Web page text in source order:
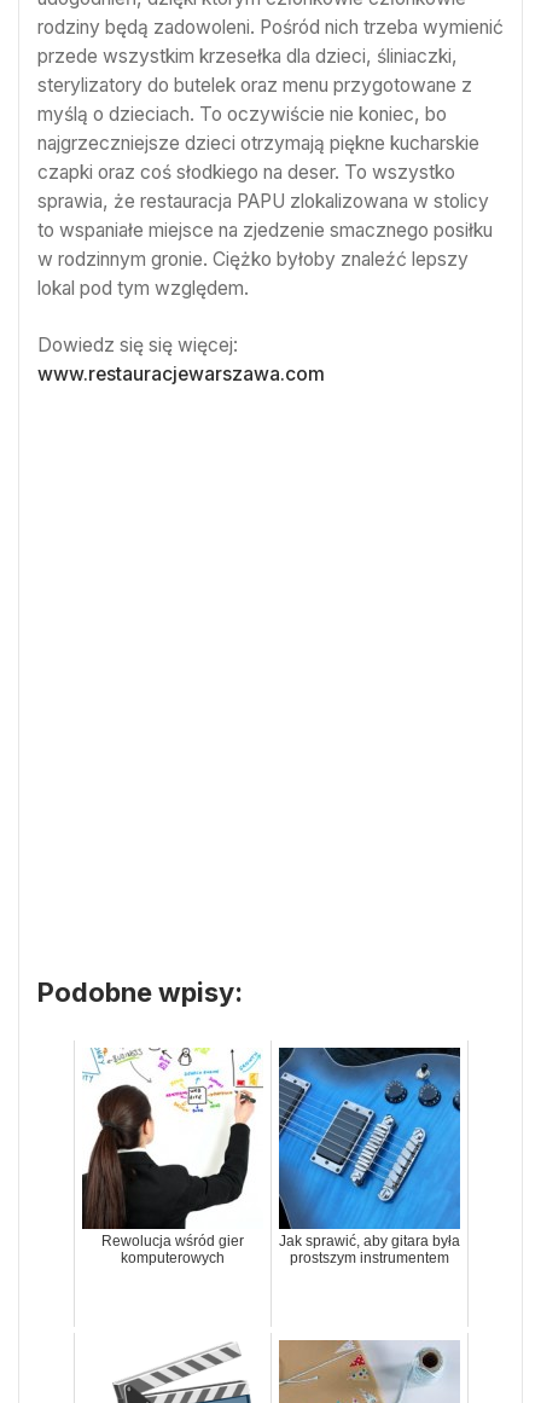
rodziny będą zadowoleni. Pośród nich trzeba wymienić
przede wszystkim krzesełka dla dzieci, śliniaczki,
sterylizatory do butelek oraz menu przygotowane z
myślą o dzieciach. To oczywiście nie koniec, bo
najgrzeczniejsze dzieci otrzymają piękne kucharskie
czapki oraz coś słodkiego na deser. To wszystko
sprawia, że restauracja PAPU zlokalizowana w stolicy
to wspaniałe miejsce na zjedzenie smacznego posiłku
w rodzinnym gronie. Ciężko byłoby znaleźć lepszy
lokal pod tym względem.
Dowiedz się się więcej:
www.restauracjewarszawa.com
Podobne wpisy:
Rewolucja wśród gier
komputerowych
Jak sprawić, aby gitara była
prostszym instrumentem